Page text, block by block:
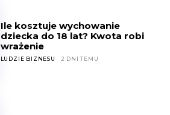
Ile kosztuje wychowanie
dziecka do 18 lat? Kwota robi
wrażenie
LUDZIE BIZNESU 2 DNI TEMU